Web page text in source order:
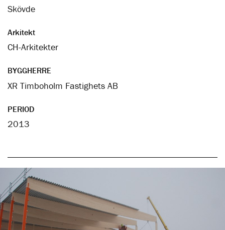
Skövde
Arkitekt
CH-Arkitekter
BYGGHERRE
XR Timboholm Fastighets AB
PERIOD
2013